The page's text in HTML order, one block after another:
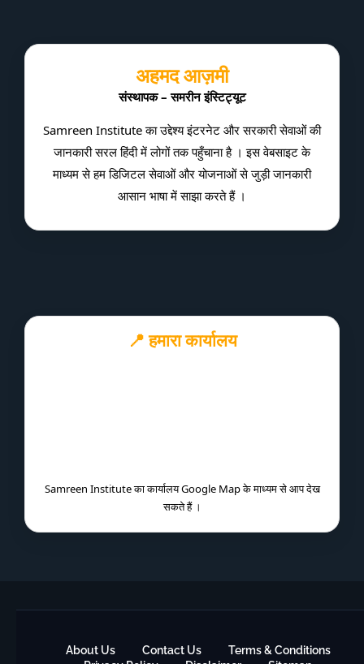
अहमद आज़मी
संस्थापक – समरीन इंस्टिट्यूट
Samreen Institute का उद्देश्य इंटरनेट और सरकारी सेवाओं की
जानकारी सरल हिंदी में लोगों तक पहुँचाना है । इस वेबसाइट के
माध्यम से हम डिजिटल सेवाओं और योजनाओं से जुड़ी जानकारी
आसान भाषा में साझा करते हैं ।
📍 हमारा कार्यालय
Samreen Institute का कार्यालय Google Map के माध्यम से आप देख
सकते हैं ।
About Us Contact Us
Terms & Conditions